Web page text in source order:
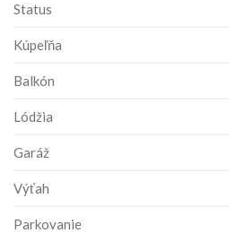
Status
Kúpeľňa
Balkón
Lódžia
Garáž
Výťah
Parkovanie